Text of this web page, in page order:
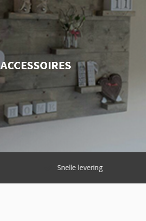
ACCESSOIRES
Snelle levering